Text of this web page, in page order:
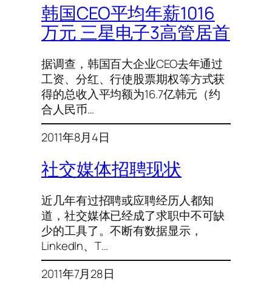
韩国CEO平均年薪1016
万元 三星电子3高管居首
据调查，韩国百大企业CEO去年通过
工资、分红、行使股票期权等方式获
得的总收入平均额为16.7亿韩元（约
合人民币…
2011年8月4日
社交媒体招聘现状
近几年有过招聘或应聘经历人都知
道，社交媒体已经成了求职中不可缺
少的工具了。不断有数据显示，
LinkedIn、T…
2011年7月28日